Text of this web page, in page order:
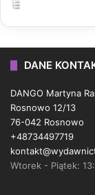
DANE
DANGO Martyna
Rosnowo 12/13
76-042 Rosnowo
+48734497719
Wtorek - Piątek: